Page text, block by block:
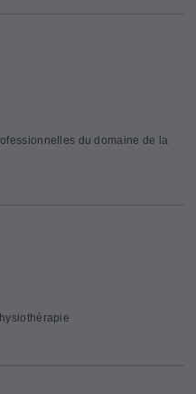
du domaine de la